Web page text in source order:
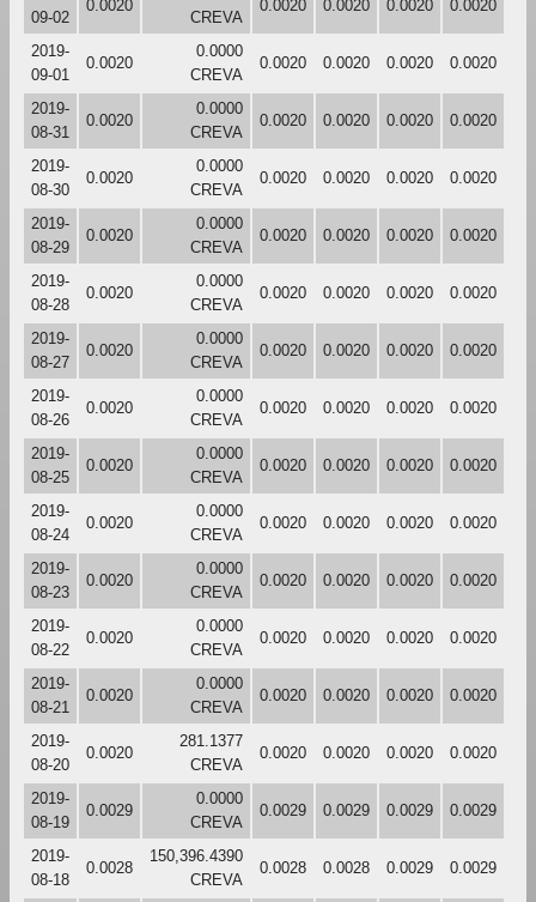
09-02
0.0020
CREVA
0.0020 0.0020 0.0020 0.0020
2019-
09-01
0.0020
0.0000
CREVA
0.0020 0.0020 0.0020 0.0020
2019-
08-31
0.0020
0.0000
CREVA
0.0020 0.0020 0.0020 0.0020
2019-
08-30
0.0020
0.0000
CREVA
0.0020 0.0020 0.0020 0.0020
2019-
08-29
0.0020
0.0000
CREVA
0.0020 0.0020 0.0020 0.0020
2019-
08-28
0.0020
0.0000
CREVA
0.0020 0.0020 0.0020 0.0020
2019-
08-27
0.0020
0.0000
CREVA
0.0020 0.0020 0.0020 0.0020
2019-
08-26
0.0020
0.0000
CREVA
0.0020 0.0020 0.0020 0.0020
2019-
08-25
0.0020
0.0000
CREVA
0.0020 0.0020 0.0020 0.0020
2019-
08-24
0.0020
0.0000
CREVA
0.0020 0.0020 0.0020 0.0020
2019-
08-23
0.0020
0.0000
CREVA
0.0020 0.0020 0.0020 0.0020
2019-
08-22
0.0020
0.0000
CREVA
0.0020 0.0020 0.0020 0.0020
2019-
08-21
0.0020
0.0000
CREVA
0.0020 0.0020 0.0020 0.0020
2019-
08-20
0.0020
281.1377
CREVA
0.0020 0.0020 0.0020 0.0020
2019-
08-19
0.0029
0.0000
CREVA
0.0029 0.0029 0.0029 0.0029
2019-
08-18
0.0028
150,396.4390
CREVA
0.0028 0.0028 0.0029 0.0029